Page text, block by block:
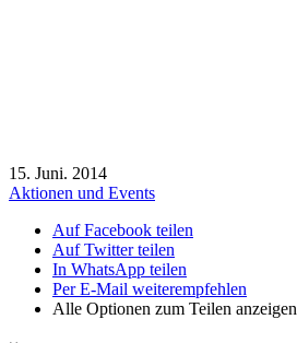
15. Juni. 2014
Aktionen und Events
Auf Facebook teilen
Auf Twitter teilen
In WhatsApp teilen
Per E-Mail weiterempfehlen
Alle Optionen zum Teilen anzeigen